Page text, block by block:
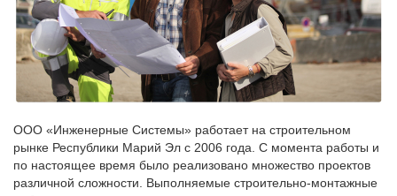
ООО «Инженерные Системы» работает на строительном
рынке Республики Марий Эл с 2006 года. С момента работы и
по настоящее время было реализовано множество проектов
различной сложности. Выполняемые строительно-монтажные